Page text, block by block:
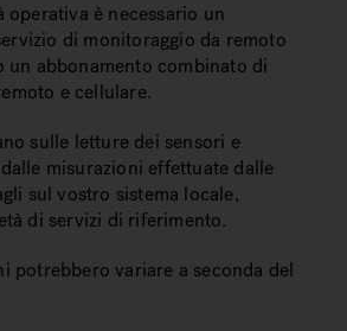
operativa è necessario un
di monitoraggio da remoto
un abbonamento combinato di
e cellulare.
sulle letture dei sensori e
misurazioni effettuate dalle
sul vostro sistema locale,
di servizi di riferimento.
potrebbero variare a seconda del